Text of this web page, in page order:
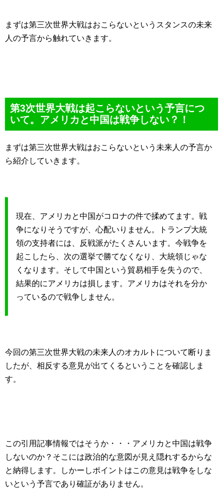
まずは第三次世界大戦はおこらないというスタンスの未来
人の予言から触れていきます。
第3次世界大戦は起こらないという予言につ
いて。アメリカと中国は戦争しない？！
まずは第三次世界大戦はおこらないという未来人の予言か
ら紹介していきます。
現在、アメリカと中国がコロナの件で揉めてます。戦
争になりそうですが、心配いりません。トランプ大統
領の支持者には、反戦派がたくさんいます。今戦争を
起こしたら、次の選挙で勝てなくなり、大統領じゃな
くなります。そして中国という貿易相手を失うので、
結果的にアメリカは損します。アメリカはそれを分か
っているので戦争しません。
今回の第三次世界大戦の未来人のオカルトについて断りま
したが、相反する意見が出てくるということを確認しま
す。
この引用記事情報ではそうか・・・アメリカと中国は戦争
しないのか？そこには政治的な意図が見え隠れするからな
と納得します。しかーしポイントはこの意見は戦争をしな
いという予言であり確証がありません。